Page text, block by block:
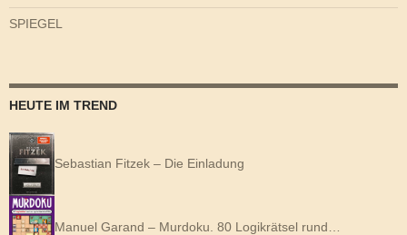
SPIEGEL
HEUTE IM TREND
Sebastian Fitzek – Die Einladung
Manuel Garand – Murdoku. 80 Logikrätsel rund…